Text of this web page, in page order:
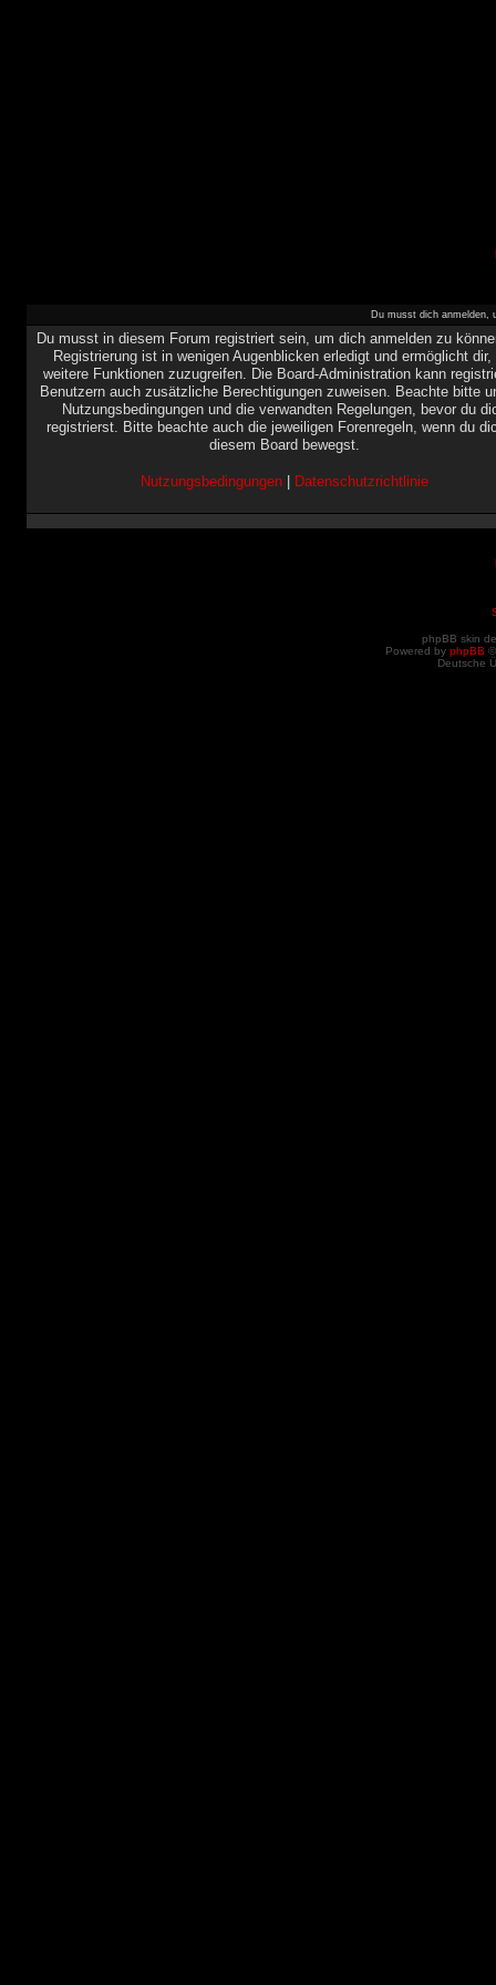
Du musst dich anmelden,
Du musst in diesem Forum registriert sein, um dich anmelden zu
Registrierung ist in wenigen Augenblicken erledigt und ermöglicht dir,
weitere Funktionen zuzugreifen. Die Board-Administration kann
Benutzern auch zusätzliche Berechtigungen zuweisen. Beachte bitte
Nutzungsbedingungen und die verwandten Regelungen, bevor du
registrierst. Bitte beachte auch die jeweiligen Forenregeln, wenn du
diesem Board bewegst.
Nutzungsbedingungen| Datenschutzrichtlinie
phpBB skin
Powered by phpBB
Deutsche